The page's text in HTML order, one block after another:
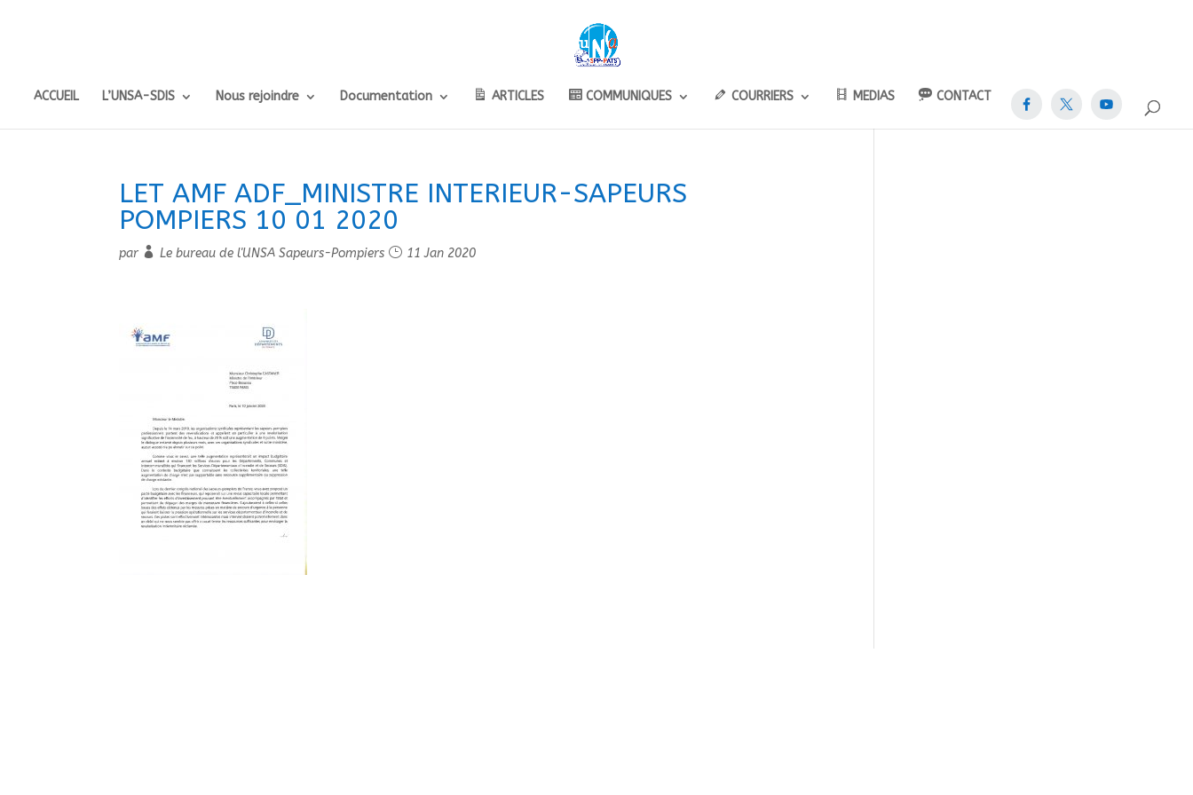
ACCUEIL L’UNSA-SDIS Nous rejoindre Documentation ARTICLES COMMUNIQUES COURRIERS MEDIAS CONTACT
LET AMF ADF_MINISTRE INTERIEUR-SAPEURS
POMPIERS 10 01 2020
par Le bureau de l'UNSA Sapeurs-Pompiers 11 Jan 2020